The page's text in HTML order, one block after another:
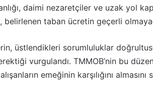
daimi nezaretçiler ve uzak yol
taban ücretin geçerli
üstlendikleri sorumluluklar
vurgulandı. TMMOB’nin bu
emeğinin karşılığını almasını